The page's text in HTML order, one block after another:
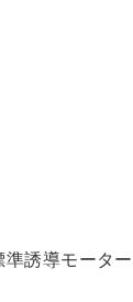
誘導モータ